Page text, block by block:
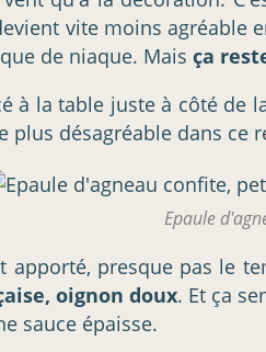
vite moins agréable
de niaque. Mais ça
à la table juste à côté
plus désagréable dans
Epaule
apporté, presque pas le
oignon doux. Et ça
sauce épaisse.